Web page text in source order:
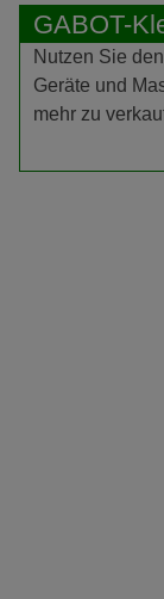
GABOT-
Nutzen Sie
Geräte und
mehr zu